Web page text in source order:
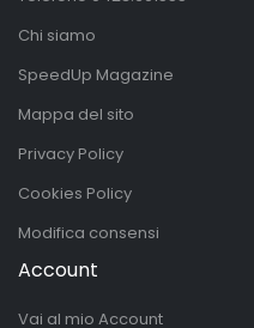
Chi siamo
SpeedUp Magazine
Mappa del sito
Privacy Policy
Cookies Policy
Modifica consensi
Account
Vai al mio Account